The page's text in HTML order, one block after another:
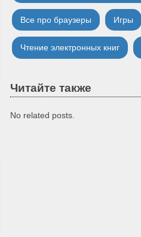
Все про браузеры Игры
Чтение электронных книг
Читайте также
No related posts.